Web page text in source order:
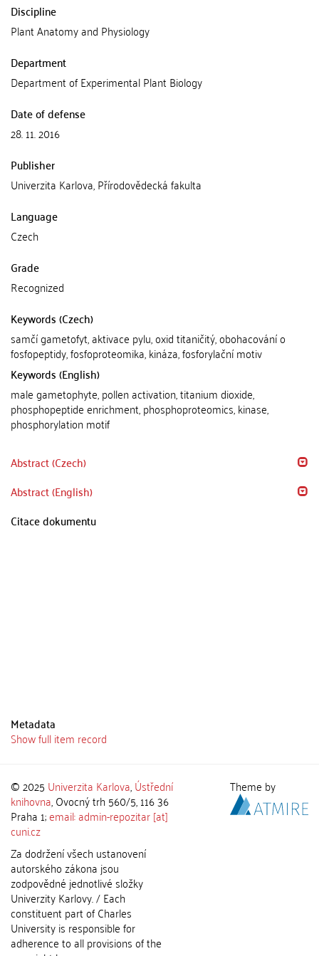
Discipline
Plant Anatomy and Physiology
Department
Department of Experimental Plant Biology
Date of defense
28. 11. 2016
Publisher
Univerzita Karlova, Přírodovědecká fakulta
Language
Czech
Grade
Recognized
Keywords (Czech)
samčí gametofyt, aktivace pylu, oxid titaničitý, obohacování o
fosfopeptidy, fosfoproteomika, kináza, fosforylační motiv
Keywords (English)
male gametophyte, pollen activation, titanium dioxide,
phosphopeptide enrichment, phosphoproteomics, kinase,
phosphorylation motif
Abstract (Czech)
Abstract (English)
Citace dokumentu
Metadata
Show full item record
© 2025 Univerzita Karlova,Ústřední
knihovna, Ovocný trh 560/5, 116 36
Praha 1;email: admin-repozitar [at]
cuni.cz
Za dodržení všech ustanovení
autorského zákona jsou
zodpovědné jednotlivé složky
Univerzity Karlovy. / Each
constituent part of Charles
University is responsible for
adherence to all provisions of the
Theme by